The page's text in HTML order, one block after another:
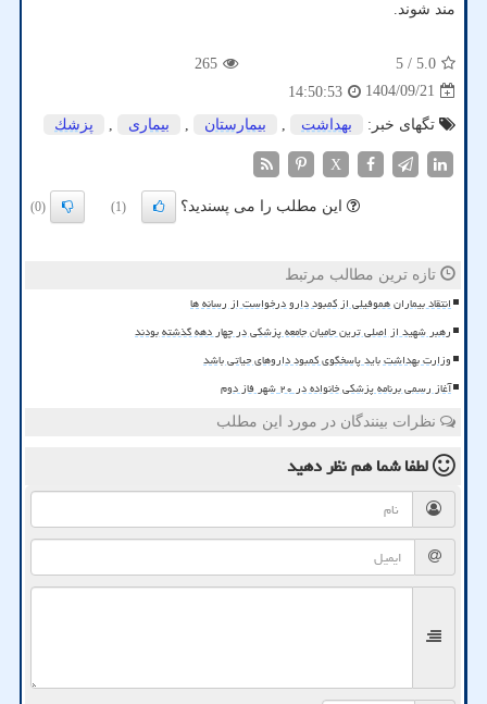
مند شوند.
5.0
/ 5
265
1404/09/21
14:50:53
تگهای خبر:
بهداشت , بیمارستان , بیماری , پزشك
X
این مطلب را می پسندید؟ (1)
(0)
تازه ترین مطالب مرتبط
انتقاد بیماران هموفیلی از کمبود دارو درخواست از رسانه ها
رهبر شهید از اصلی ترین حامیان جامعه پزشکی در چهار دهه گذشته بودند
وزارت بهداشت باید پاسخگوی کمبود داروهای حیاتی باشد
آغاز رسمی برنامه پزشکی خانواده در ۲۰ شهر فاز دوم
نظرات بینندگان در مورد این مطلب
لطفا شما همنظر دهید